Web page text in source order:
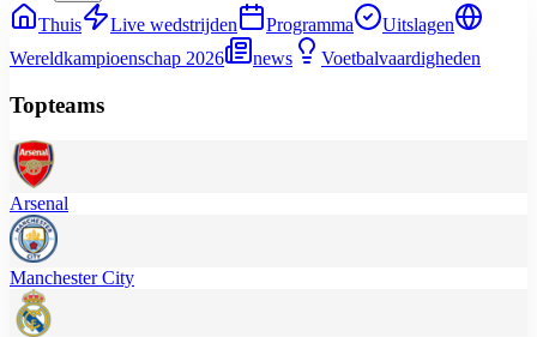
Thuis
Live wedstrijden Programma
Uitslagen
Wereldkampioenschap 2026
news Voetbalvaardigheden
Topteams
Arsenal
Manchester City